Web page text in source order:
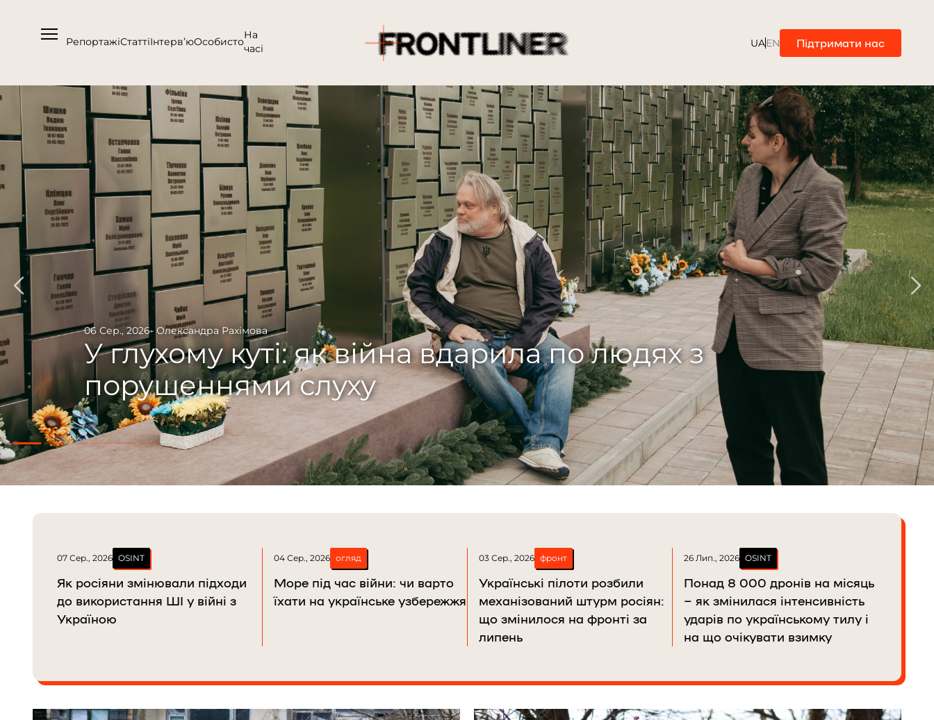
Про нас
Підтримати
Команда
Контакти
Співпраця
Партнери проєкту та подяка
Редакційна політика | Копірайт
Документи
РепортажіСтаттіІнтерв’юОсобисто
На
часі
UAEN Підтримати нас
29 Лип., 2026- Данило Бумаценко- Данило Дубчак
Одіссей із Кривого Рогу: як батько-одинак поєднує
війну і виховання сина
07 Сер., 2026 OSINT
Як росіяни змінювали підходи
до використання ШІ у війні з
Україною
04 Сер., 2026 огляд
Море під час війни: чи варто
їхати на українське узбережжя
03 Сер., 2026 фронт
Українські пілоти розбили
механізований штурм росіян:
що змінилося на фронті за
липень
26 Лип., 2026 OSINT
Понад 8 000 дронів на місяць
– як змінилася інтенсивність
ударів по українському тилу і
на що очікувати взимку